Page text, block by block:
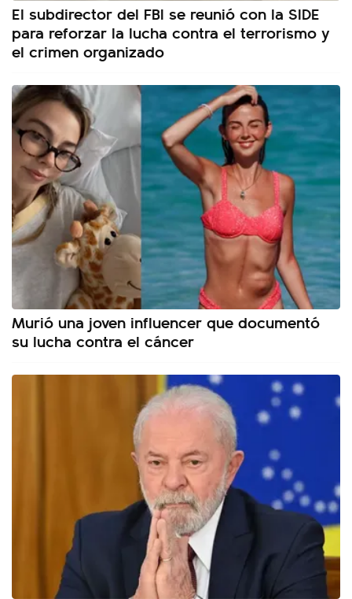
El subdirector del FBI se reunió con la SIDE
para reforzar la lucha contra el terrorismo y
el crimen organizado
Murió una joven influencer que documentó
su lucha contra el cáncer